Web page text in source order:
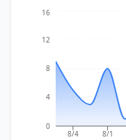
8/4 8/1
0
4
8
12
16